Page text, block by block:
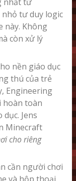
tư duy logic
này. Không
còn xử lý
nền giáo dục
thú của trẻ
Engineering
hoàn toàn
Jens
Minecraft
cho riêng
cần người chơi